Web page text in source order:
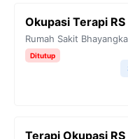
Okupasi Terapi
Rumah Sakit
Ditutup
Terapi Okupasi